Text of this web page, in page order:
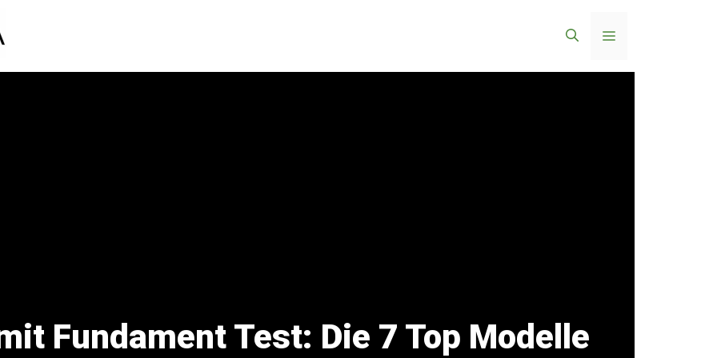
Menü
Fundament Test: Die 7 Top Modelle